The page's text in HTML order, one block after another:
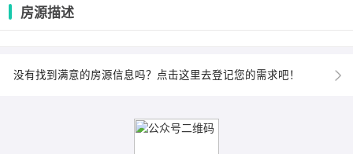
房源描述
没有找到满意的房源信息吗？点击这里去登记您的需求吧！